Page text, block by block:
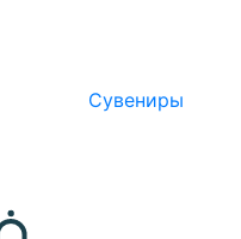
Сувениры